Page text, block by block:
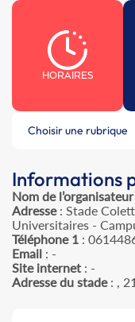
HORAIRES
Choisir une rubrique
Informations
Nom de l’organisateur
Adresse: Stade
Universitaires -
Téléphone 1 :
Email : -
Site internet : -
Adresse du stade: ,